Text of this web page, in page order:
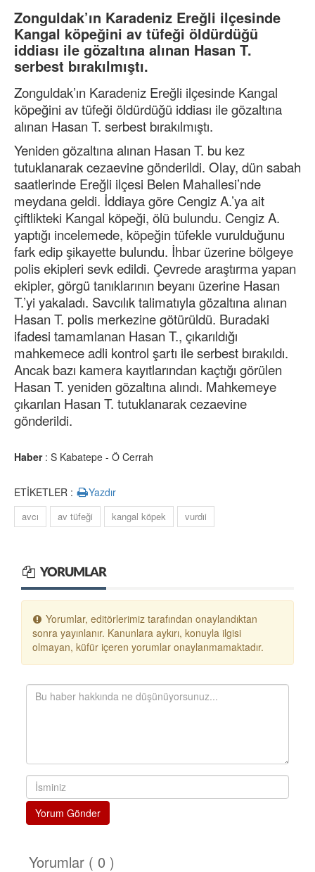
Zonguldak’ın Karadeniz Ereğli ilçesinde
Kangal köpeğini av tüfeği öldürdüğü
iddiası ile gözaltına alınan Hasan T.
serbest bırakılmıştı.
Zonguldak’ın Karadeniz Ereğli ilçesinde Kangal
köpeğini av tüfeği öldürdüğü iddiası ile gözaltına
alınan Hasan T. serbest bırakılmıştı.
Yeniden gözaltına alınan Hasan T. bu kez
tutuklanarak cezaevine gönderildi. Olay, dün sabah
saatlerinde Ereğli ilçesi Belen Mahallesi’nde
meydana geldi. İddiaya göre Cengiz A.’ya ait
çiftlikteki Kangal köpeği, ölü bulundu. Cengiz A.
yaptığı incelemede, köpeğin tüfekle vurulduğunu
fark edip şikayette bulundu. İhbar üzerine bölgeye
polis ekipleri sevk edildi. Çevrede araştırma yapan
ekipler, görgü tanıklarının beyanı üzerine Hasan
T.’yi yakaladı. Savcılık talimatıyla gözaltına alınan
Hasan T. polis merkezine götürüldü. Buradaki
ifadesi tamamlanan Hasan T., çıkarıldığı
mahkemece adli kontrol şartı ile serbest bırakıldı.
Ancak bazı kamera kayıtlarından kaçtığı görülen
Hasan T. yeniden gözaltına alındı. Mahkemeye
çıkarılan Hasan T. tutuklanarak cezaevine
gönderildi.
Haber: S Kabatepe - Ö Cerrah
ETİKETLER : Yazdır
avcı av tüfeği kangal köpek vurdıi
YORUMLAR
Yorumlar, editörlerimiz tarafından onaylandıktan
sonra yayınlanır. Kanunlara aykırı, konuyla ilgisi
olmayan, küfür içeren yorumlar onaylanmamaktadır.
Yorum Gönder
Yorumlar ( 0 )